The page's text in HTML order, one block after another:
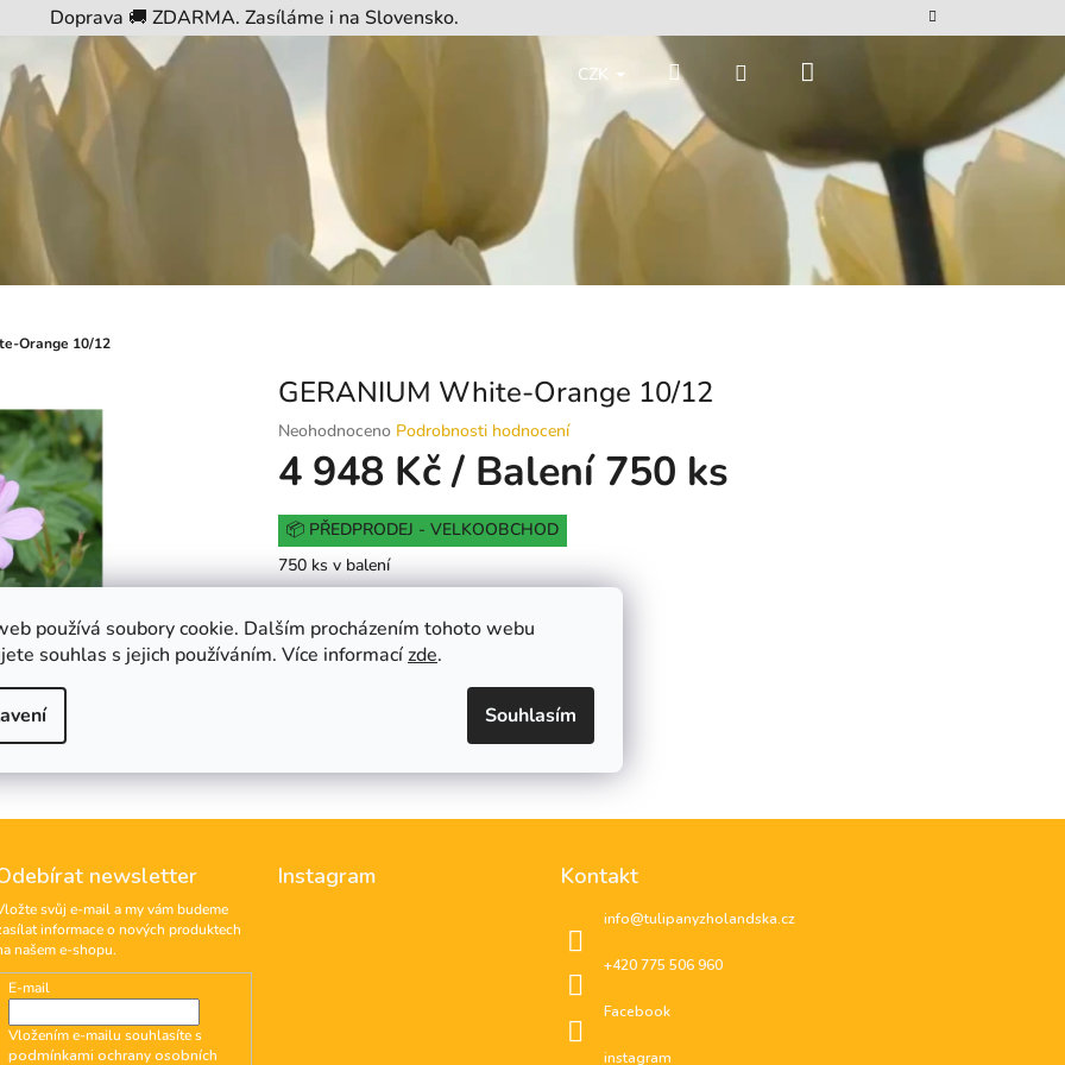
používá soubory cookie. Dalším procházením tohoto webu
souhlas s jejich používáním. Více informacízde.
Souhlasím
Doprava 🚚 ZDARMA. Zasíláme i na Slovensko.
CZK Hledat Přihlášení
Orange 10/12
GERANIUM White-Orange 10/12
Průměrné
hodnocení
produktu
0,0
z
5
Neohodnoceno Podrobnosti hodnocení
4 948 Kč/ Balení 750 ks
Měrná
cena:
📦 PŘEDPRODEJ - VELKOOBCHOD
750 ks v balení
Do košíku
newsletter
svůj e-mail a my vám budeme
informace o nových produktech
našem e-shopu.
E-mail
Vložením e-mailu souhlasíte s
podmínkami ochrany osobních
Instagram Kontakt
info@tulipanyzholandska.cz
+420 775 506 960
Facebook
instagram